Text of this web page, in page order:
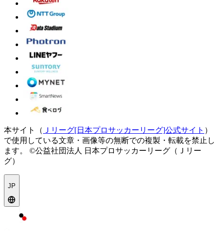
本サイト（ Ｊリーグ[日本プロサッカーリーグ]公式サイト ）
で使用している文章・画像等の無断での複製・転載を禁止し
ます。
©公益社団法人 日本プロサッカーリーグ（Ｊリー
グ）
JP